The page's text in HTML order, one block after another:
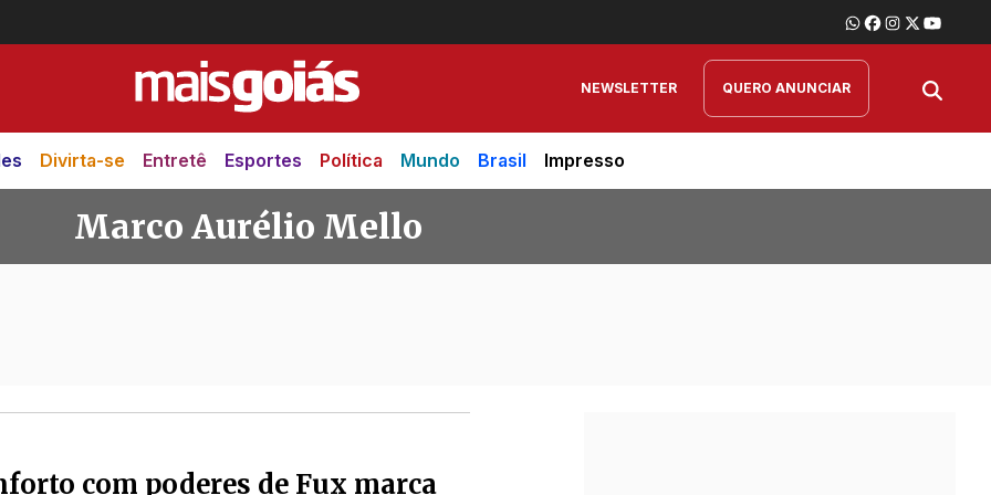
NEWSLETTER QUERO ANUNCIAR
Divirta-se Entretê Esportes Política Mundo Brasil Impresso
Marco Aurélio Mello
com poderes de Fux marca